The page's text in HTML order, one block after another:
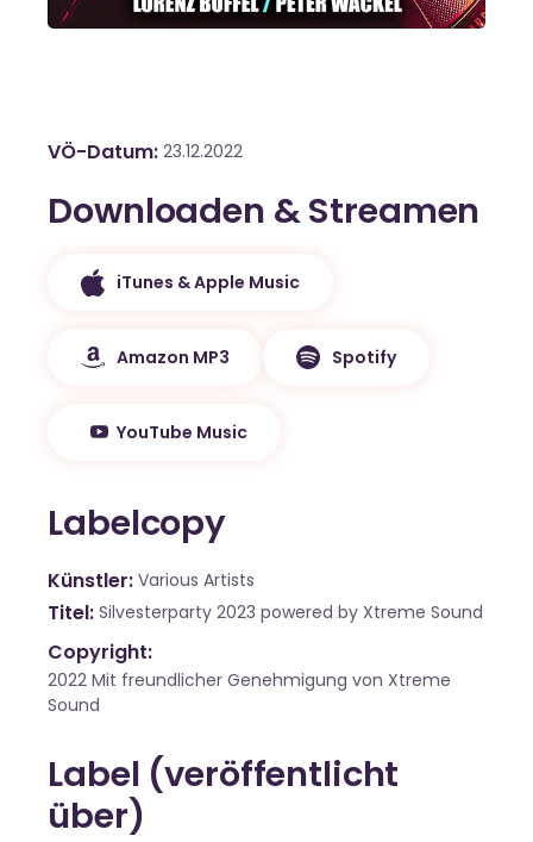
VÖ-Datum 23.12.2022
Downloaden & Streamen
iTunes & Apple Music
Amazon MP3 Spotify
YouTube Music
Labelcopy
Künstler Various Artists
Titel Silvesterparty 2023 powered by Xtreme Sound
Copyright:
2022 Mit freundlicher Genehmigung von Xtreme
Sound
Label (veröffentlicht
über)